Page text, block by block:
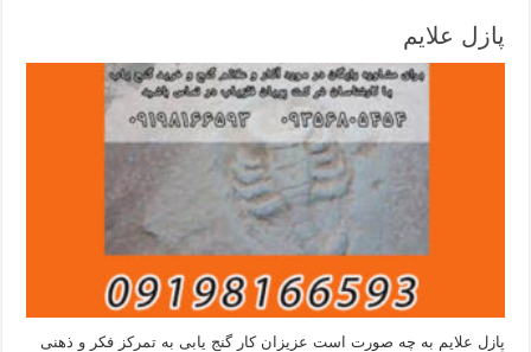
پازل علایم
پازل علایم به چه صورت است عزیزان کار گنج یابی به تمرکز فکر و ذهنی